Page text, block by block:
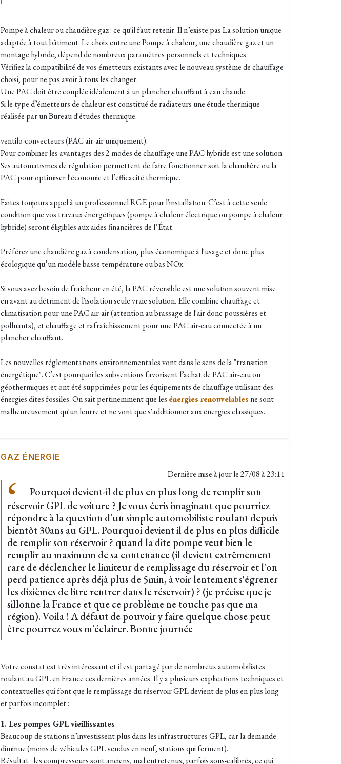
Pompe à chaleur ou chaudière gaz : ce qu'il faut retenir. Il n’existe pas La solution unique
adaptée à tout bâtiment. Le choix entre une Pompe à chaleur, une chaudière gaz et un
montage hybride, dépend de nombreux paramètres personnels et techniques.
Vérifiez la compatibilité de vos émetteurs existants avec le nouveau système de chauffage
choisi, pour ne pas avoir à tous les changer.
Une PAC doit être couplée idéalement à un plancher chauffant à eau chaude.
Si le type d’émetteurs de chaleur est constitué de radiateurs une étude thermique
réalisée par un Bureau d'études thermique.
ventilo-convecteurs (PAC air-air uniquement).
Pour combiner les avantages des 2 modes de chauffage une PAC hybride est une solution.
Ses automatismes de régulation permettent de faire fonctionner soit la chaudière ou la
PAC pour optimiser l'économie et l’efficacité thermique.
Faites toujours appel à un professionnel RGE pour l'installation. C’est à cette seule
condition que vos travaux énergétiques (pompe à chaleur électrique ou pompe à chaleur
hybride) seront éligibles aux aides financières de l’État.
Préférez une chaudière gaz à condensation, plus économique à l'usage et donc plus
écologique qu’un modèle basse température ou bas NOx.
Si vous avez besoin de fraîcheur en été, la PAC réversible est une solution souvent mise
en avant au détriment de l'isolation seule vraie solution. Elle combine chauffage et
climatisation pour une PAC air-air (attention au brassage de l'air donc poussières et
polluants), et chauffage et rafraîchissement pour une PAC air-eau connectée à un
plancher chauffant.
Les nouvelles réglementations environnementales vont dans le sens de la "transition
énergétique". C’est pourquoi les subventions favorisent l’achat de PAC air-eau ou
géothermiques et ont été supprimées pour les équipements de chauffage utilisant des
énergies dites fossiles. On sait pertinemment que les énergies renouvelables ne sont
malheureusement qu'un leurre et ne vont que s'additionner aux énergies classiques.
GAZ ÉNERGIE
Dernière mise à jour le27/08 à 23:11
Pourquoi devient-il de plus en plus long de remplir son
réservoir GPL de voiture ? Je vous écris imaginant que pourriez
répondre à la question d'un simple automobiliste roulant depuis
bientôt 30ans au GPL. Pourquoi devient il de plus en plus difficile
de remplir son réservoir ? quand la dite pompe veut bien le
remplir au maximum de sa contenance (il devient extrêmement
rare de déclencher le limiteur de remplissage du réservoir et l'on
perd patience après déjà plus de 5min, à voir lentement s'égrener
les dixièmes de litre rentrer dans le réservoir) ? (je précise que je
sillonne la France et que ce problème ne touche pas que ma
région). Voila ! A défaut de pouvoir y faire quelque chose peut
être pourrez vous m'éclairer. Bonne journée
Votre constat est très intéressant et il est partagé par de nombreux automobilistes
roulant au GPL en France ces dernières années. Il y a plusieurs explications techniques et
contextuelles qui font que le remplissage du réservoir GPL devient de plus en plus long
et parfois incomplet :
1. Les pompes GPL vieillissantes
Beaucoup de stations n’investissent plus dans les infrastructures GPL, car la demande
diminue (moins de véhicules GPL vendus en neuf, stations qui ferment).
Résultat : les compresseurs sont anciens, mal entretenus, parfois sous-calibrés, ce qui